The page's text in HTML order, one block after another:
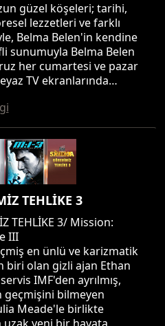
güzel köşeleri; tarihi,
lezzetleri ve farklı
Belma Belen'in kendine
sunumuyla Belma Belen
her cumartesi ve pazar
TV ekranlarında…
TEHLİKE 3
TEHLİKE 3/ Mission:
III
en ünlü ve karizmatik
biri olan gizli ajan Ethan
IMF'den ayrılmış,
geçmişini bilmeyen
Meade'le birlikte